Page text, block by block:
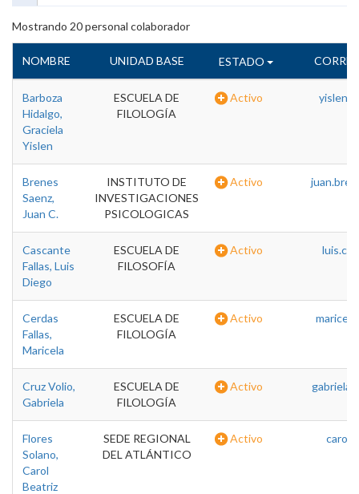
Mostrando 20personal colaborador
NOMBRE UNIDAD BASE ESTADO
Barboza
Hidalgo,
Graciela
Yislen
ESCUELA DE
FILOLOGÍA
Activo
Brenes
Saenz,
Juan C.
INSTITUTO DE
INVESTIGACIONES
PSICOLOGICAS
Activo
Cascante
Fallas, Luis
Diego
ESCUELA DE
FILOSOFÍA
Activo
Cerdas
Fallas,
Maricela
ESCUELA DE
FILOLOGÍA
Activo
Cruz Volio,
Gabriela
ESCUELA DE
FILOLOGÍA
Activo
Flores
Solano,
Carol
Beatriz
SEDE REGIONAL
DEL ATLÁNTICO
Activo